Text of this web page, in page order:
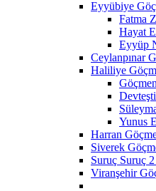
Eyyübiye
Fatma
Hayat
Eyyüp
Ceylanpınar
Haliliye
Yunus
Harran
Siverek
Suruç Suruç
Viranşehir